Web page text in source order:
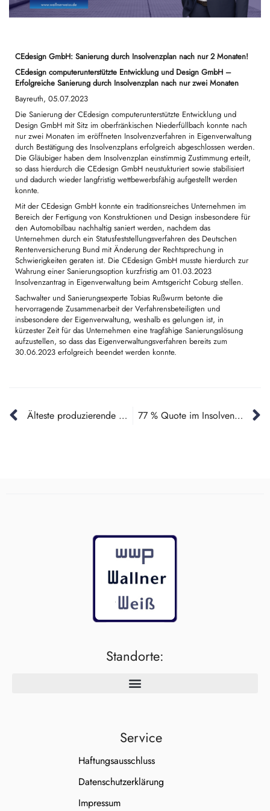
CEdesign GmbH: Sanierung durch Insolvenzplan nach nur 2 Monaten!
CEdesign computerunterstützte Entwicklung und Design GmbH –
Erfolgreiche Sanierung durch Insolvenzplan nach nur zwei Monaten
Bayreuth, 05.07.2023
Die Sanierung der CEdesign computerunterstützte Entwicklung und
Design GmbH mit Sitz im oberfränkischen Niederfüllbach konnte nach
nur zwei Monaten im eröffneten Insolvenzverfahren in Eigenverwaltung
durch Bestätigung des Insolvenzplans erfolgreich abgeschlossen werden.
Die Gläubiger haben dem Insolvenzplan einstimmig Zustimmung erteilt,
so dass hierdurch die CEdesign GmbH neustukturiert sowie stabilisiert
und dadurch wieder langfristig wettbewerbsfähig aufgestellt werden
konnte.
Mit der CEdesign GmbH konnte ein traditionsreiches Unternehmen im
Bereich der Fertigung von Konstruktionen und Design insbesondere für
den Automobilbau nachhaltig saniert werden, nachdem das
Unternehmen durch ein Statusfeststellungsverfahren des Deutschen
Rentenversicherung Bund mit Änderung der Rechtsprechung in
Schwierigkeiten geraten ist. Die CEdesign GmbH musste hierdurch zur
Wahrung einer Sanierungsoption kurzfristig am 01.03.2023
Insolvenzantrag in Eigenverwaltung beim Amtsgericht Coburg stellen.
Sachwalter und Sanierungsexperte Tobias Rußwurm betonte die
hervorragende Zusammenarbeit der Verfahrensbeteiligten und
insbesondere der Eigenverwaltung, weshalb es gelungen ist, in
kürzester Zeit für das Unternehmen eine tragfähige Sanierungslösung
aufzustellen, so dass das Eigenverwaltungsverfahren bereits zum
30.06.2023 erfolgreich beendet werden konnte.
Älteste produzierende Gießerei Deutschlands schafft die Sanierung 77 % Quote im Insolvenzplanverfahren der Neckar Odenwald Kliniken Service GmbH
Standorte:
Service
Haftungsausschluss
Datenschutzerklärung
Impressum